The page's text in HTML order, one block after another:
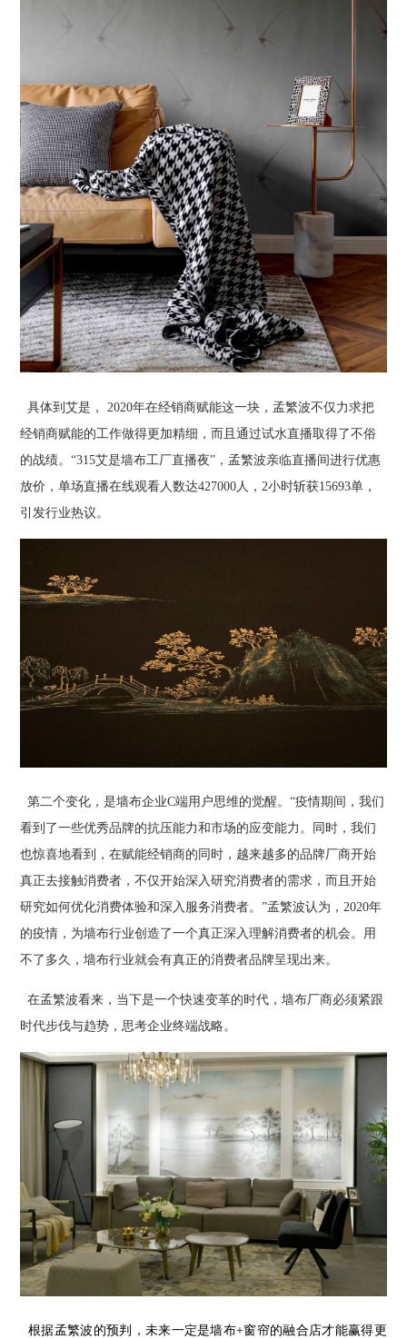
具体到艾是， 2020年在经销商赋能这一块，孟繁波不仅力求把
经销商赋能的工作做得更加精细，而且通过试水直播取得了不俗
的战绩。“315艾是墙布工厂直播夜”，孟繁波亲临直播间进行优惠
放价，单场直播在线观看人数达427000人，2小时斩获15693单，
引发行业热议。
第二个变化，是墙布企业C端用户思维的觉醒。“疫情期间，我们
看到了一些优秀品牌的抗压能力和市场的应变能力。同时，我们
也惊喜地看到，在赋能经销商的同时，越来越多的品牌厂商开始
真正去接触消费者，不仅开始深入研究消费者的需求，而且开始
研究如何优化消费体验和深入服务消费者。”孟繁波认为，2020年
的疫情，为墙布行业创造了一个真正深入理解消费者的机会。用
不了多久，墙布行业就会有真正的消费者品牌呈现出来。
在孟繁波看来，当下是一个快速变革的时代，墙布厂商必须紧跟
时代步伐与趋势，思考企业终端战略。
根据孟繁波的预判，未来一定是墙布+窗帘的融合店才能赢得更